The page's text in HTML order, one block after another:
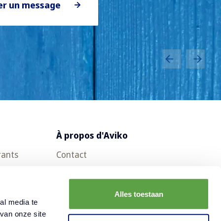
media te
onze site
Alles toestaan
un message
À propos d'Aviko
Contact
Actualités